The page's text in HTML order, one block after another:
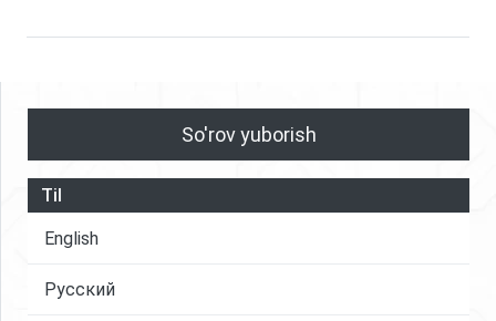
So'rov yuborish
Til
English
Русский